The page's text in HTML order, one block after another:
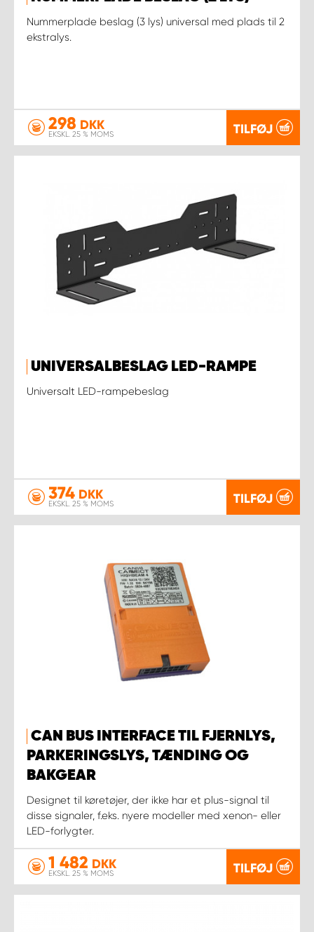
Nummerplade beslag (3 lys) universal med plads til 2
ekstralys.
298 DKK
EKSKL. 25 % MOMS TILFØJ
UNIVERSALBESLAG LED-RAMPE
Universalt LED-rampebeslag
374 DKK
EKSKL. 25 % MOMS TILFØJ
CAN BUS INTERFACE TIL FJERNLYS,
PARKERINGSLYS, TÆNDING OG
BAKGEAR
Designet til køretøjer, der ikke har et plus-signal til
disse signaler, f.eks. nyere modeller med xenon- eller
LED-forlygter.
1 482 DKK
EKSKL. 25 % MOMS TILFØJ